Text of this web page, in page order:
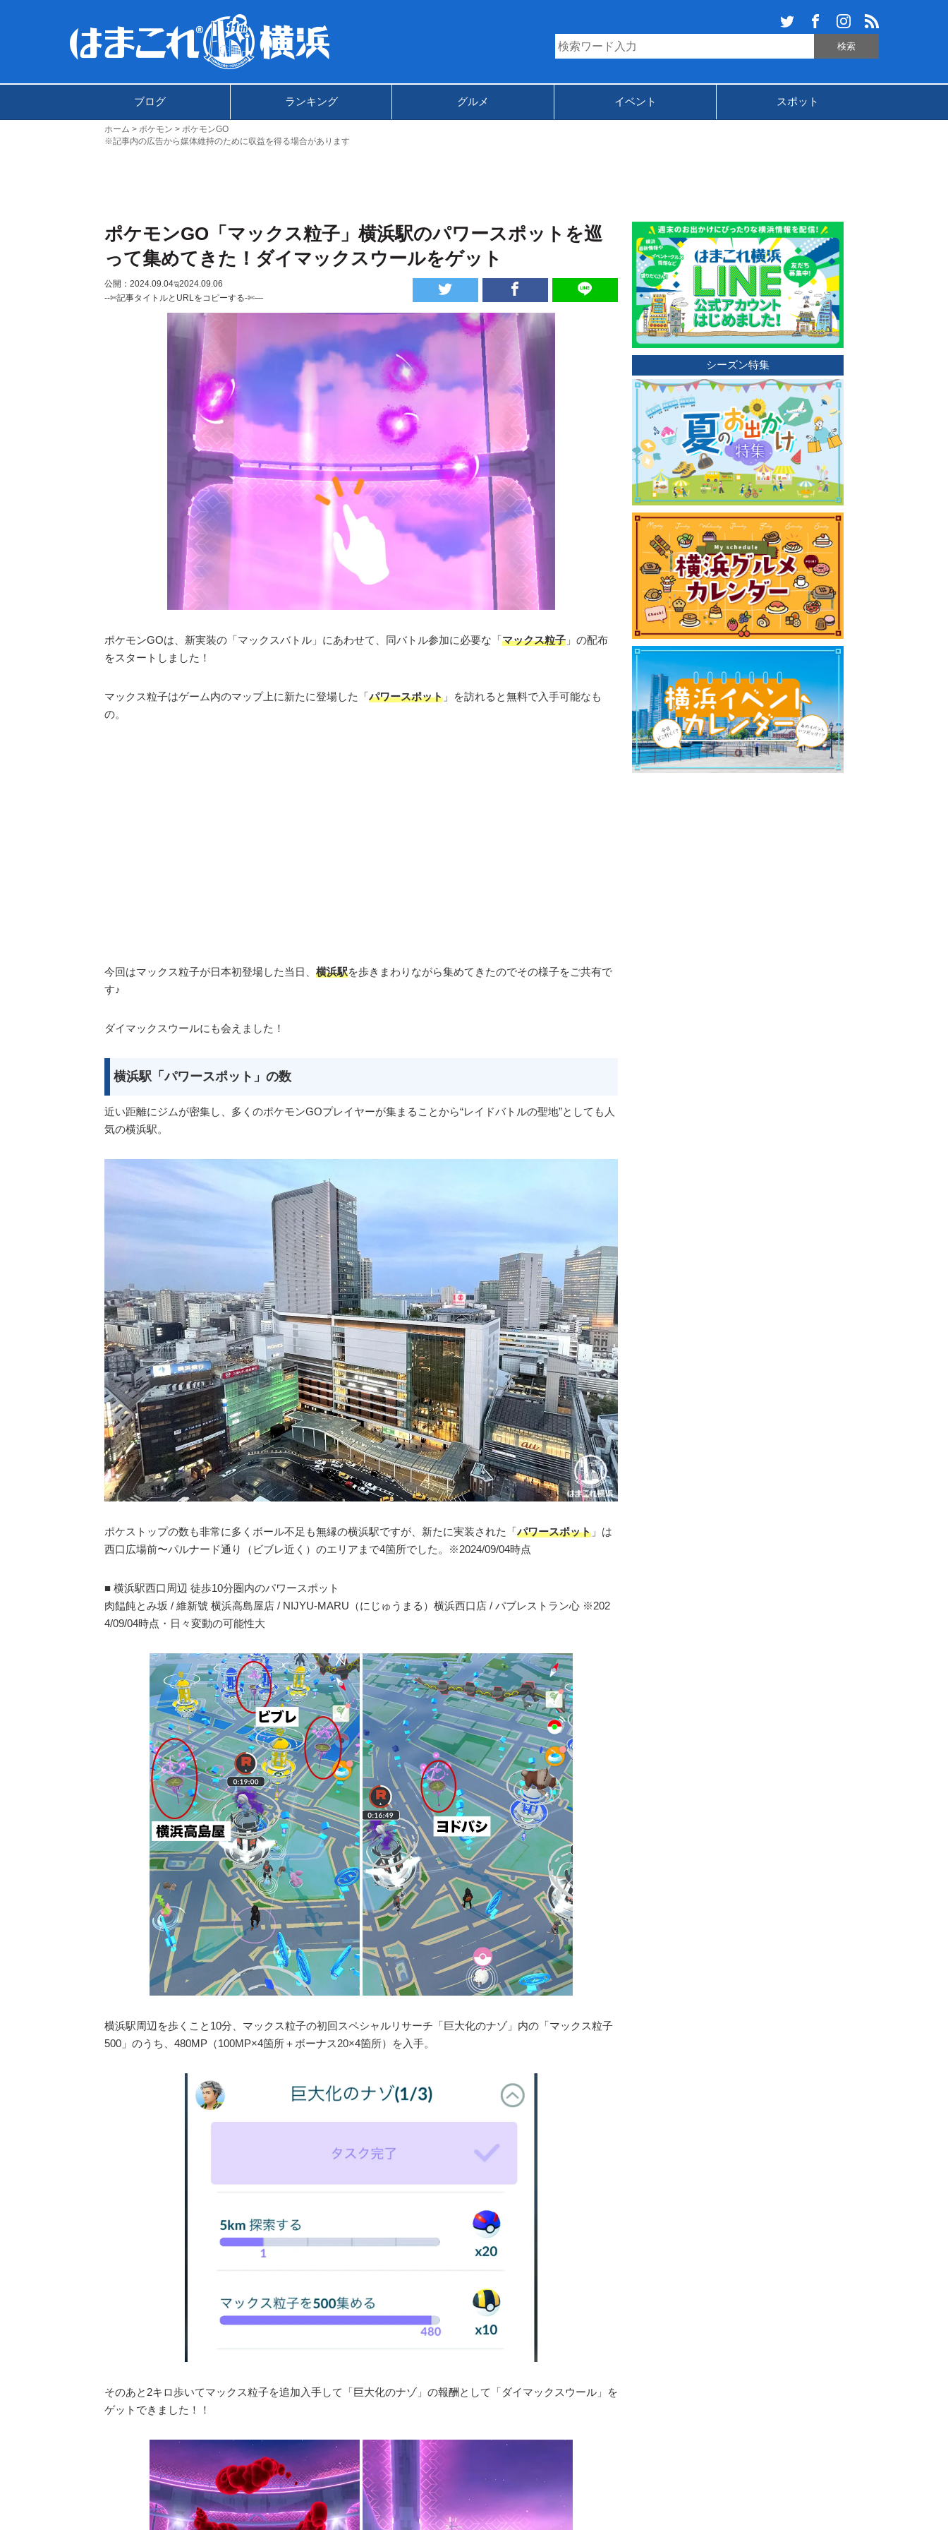
ブログ ランキング グルメ イベント スポット
ホーム ポケモン
ポケモンGO
※記事内の広告から媒体維持のために収益を得る場合があります
ポケモンGO「マックス粒子」横浜駅のパワースポットを巡
って集めてきた！ダイマックスウールをゲット
公開：2024.09.04ಇ2024.09.06
--✄記事タイトルとURLをコピーする-✄—
ポケモンGOは、新実装の「マックスバトル」にあわせて、同バトル参加に必要な「マックス粒子 」の配布
をスタートしました！
マックス粒子はゲーム内のマップ上に新たに登場した「パワースポット 」を訪れると無料で入手可能なも
の。
今回はマックス粒子が日本初登場した当日、 横浜駅を歩きまわりながら集めてきたのでその様子をご共有で
す♪
ダイマックスウールにも会えました！
横浜駅「パワースポット」の数
近い距離にジムが密集し、多くのポケモンGOプレイヤーが集まることから“レイドバトルの聖地”としても人
気の横浜駅。
ポケストップの数も非常に多くボール不足も無縁の横浜駅ですが、新たに実装された「パワースポット 」は
西口広場前〜パルナード通り（ビブレ近く）のエリアまで4箇所でした。※2024/09/04時点
■ 横浜駅西口周辺 徒歩10分圏内のパワースポット
肉饂飩とみ坂 / 維新號 横浜高島屋店 / NIJYU-MARU（にじゅうまる）横浜西口店 / パブレストラン心 ※202
4/09/04時点・日々変動の可能性大
横浜駅周辺を歩くこと10分、マックス粒子の初回スペシャルリサーチ「巨大化のナゾ」内の「マックス粒子
500」のうち、480MP（100MP×4箇所＋ボーナス20×4箇所）を入手。
そのあと2キロ歩いてマックス粒子を追加入手して「巨大化のナゾ」の報酬として「ダイマックスウール」を
ゲットできました！！
シーズン特集